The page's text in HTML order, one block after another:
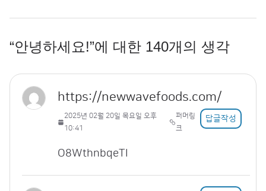
“안녕하세요!”에 대한 140개의 생각
https://newwavefoods.com/
답글작성
2025년 02월 20일 목요일 오후
10:41
퍼머링
크
O8WthnbqeTI